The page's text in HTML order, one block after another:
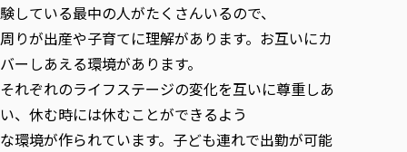
験している最中の人がたくさんいるので、
周りが出産や子育てに理解があります。お互いにカ
バーしあえる環境があります。
それぞれのライフステージの変化を互いに尊重しあ
い、休む時には休むことができるよう
な環境が作られています。子ども連れで出勤が可能